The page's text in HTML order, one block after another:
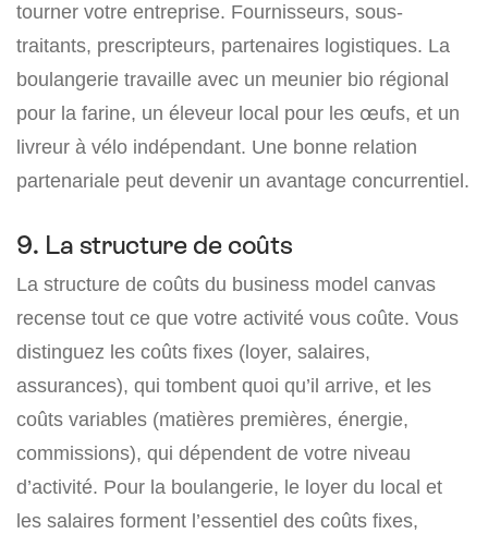
tourner votre entreprise. Fournisseurs, sous-
traitants, prescripteurs, partenaires logistiques. La
boulangerie travaille avec un meunier bio régional
pour la farine, un éleveur local pour les œufs, et un
livreur à vélo indépendant. Une bonne relation
partenariale peut devenir un avantage concurrentiel.
9. La structure de coûts
La structure de coûts du business model canvas
recense tout ce que votre activité vous coûte. Vous
distinguez les coûts fixes (loyer, salaires,
assurances), qui tombent quoi qu’il arrive, et les
coûts variables (matières premières, énergie,
commissions), qui dépendent de votre niveau
d’activité. Pour la boulangerie, le loyer du local et
les salaires forment l’essentiel des coûts fixes,